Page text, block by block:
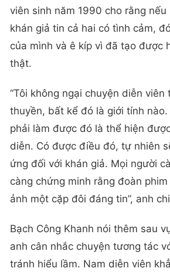
viên sinh năm 1990 cho rằng nếu
khán giả tin cả hai có tình cảm,
của mình và ê kíp vì đã tạo được
thật.
“Tôi không ngại chuyện diễn
thuyền, bất kể đó là giới tính
phải làm được đó là thể hiện
diễn. Có được điều đó, tự nhiên
ứng đối với khán giả. Mọi người
càng chứng minh rằng đoàn
ảnh một cặp đôi đáng tin”, anh
Bạch Công Khanh nói thêm sau
anh cân nhắc chuyện tương tác
tránh hiểu lầm. Nam diễn viên